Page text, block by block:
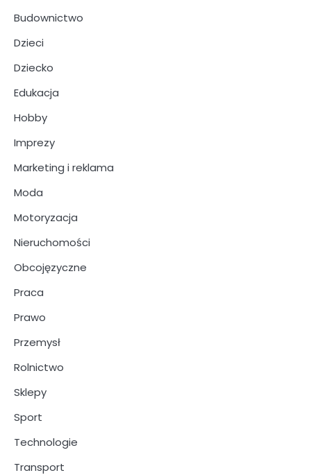
Budownictwo
Dzieci
Dziecko
Edukacja
Hobby
Imprezy
Marketing i reklama
Moda
Motoryzacja
Nieruchomości
Obcojęzyczne
Praca
Prawo
Przemysł
Rolnictwo
Sklepy
Sport
Technologie
Transport